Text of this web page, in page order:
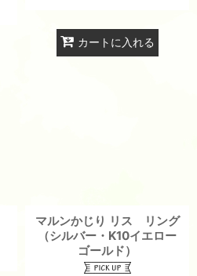
カートに入れる
マルンかじり リス リング
（シルバー・K10イエロー
ゴールド）